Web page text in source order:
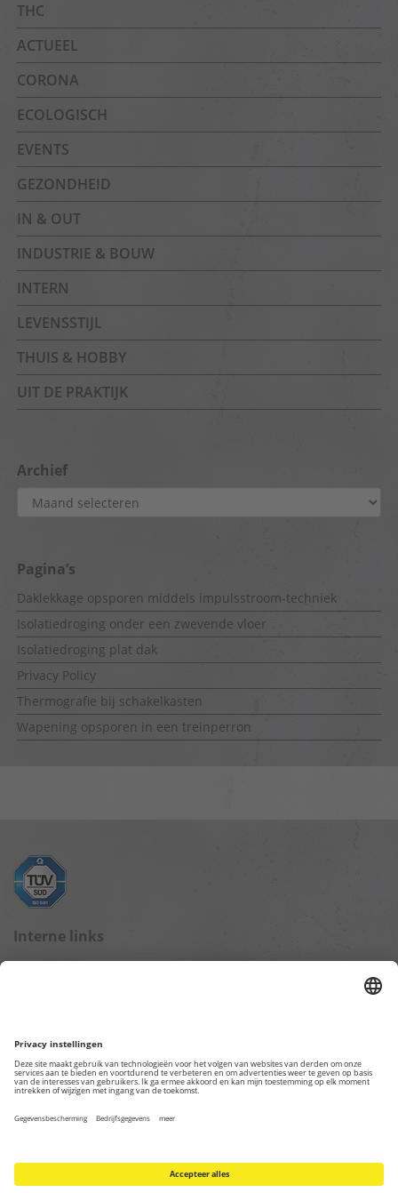
THC
ACTUEEL
CORONA
ECOLOGISCH
EVENTS
GEZONDHEID
IN & OUT
INDUSTRIE & BOUW
INTERN
LEVENSSTIJL
THUIS & HOBBY
UIT DE PRAKTIJK
Archief
Archief
Pagina’s
Daklekkage opsporen middels impulsstroom-techniek
Isolatiedroging onder een zwevende vloer
Isolatiedroging plat dak
Privacy Policy
Thermografie bij schakelkasten
Wapening opsporen in een treinperron
Interne links
Overige webpagina's
TKL – Trotec Rental Division